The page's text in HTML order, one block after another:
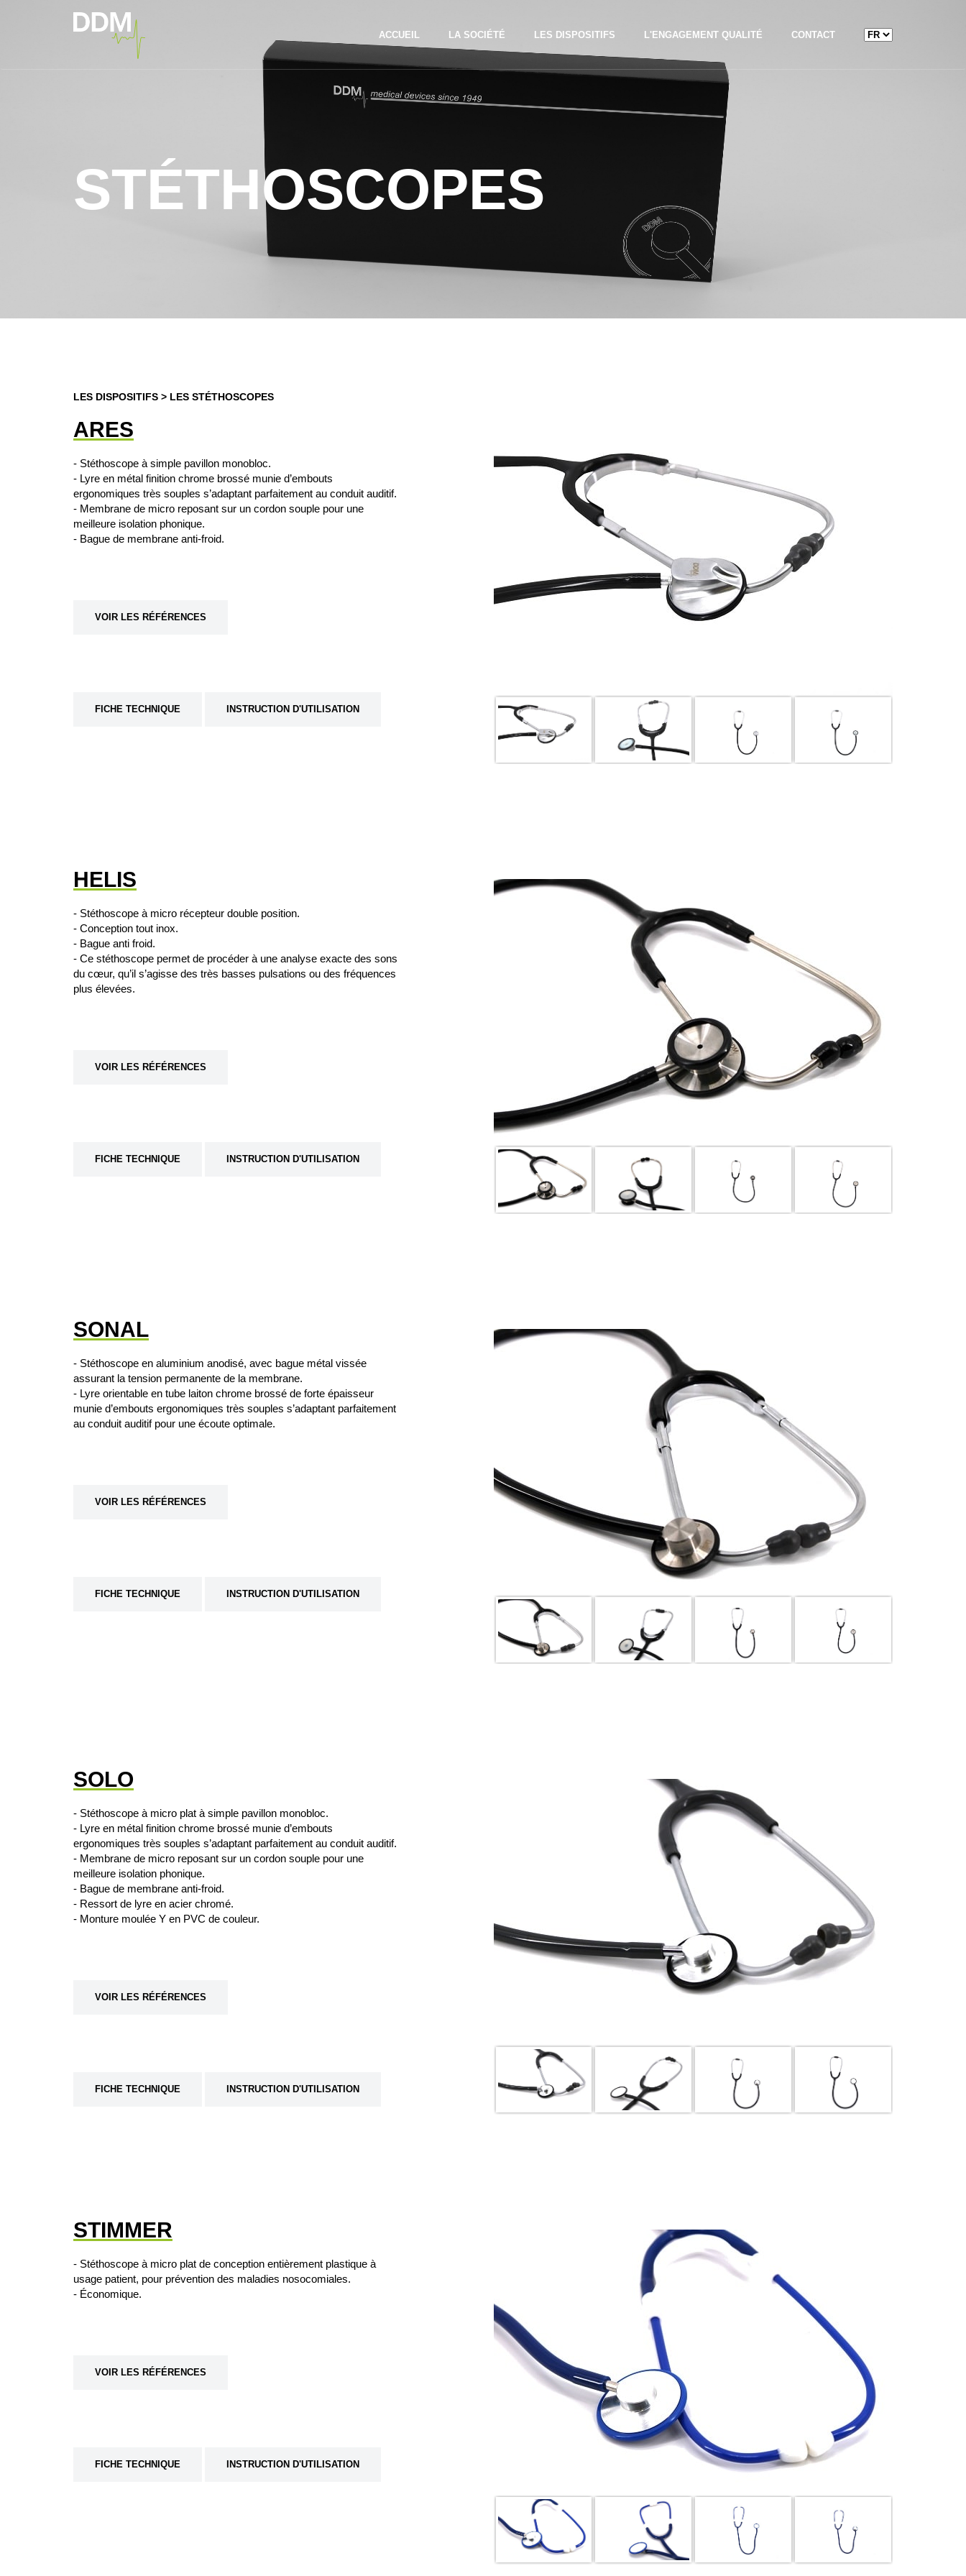
ACCUEIL LA SOCIÉTÉ LES DISPOSITIFS L'ENGAGEMENT QUALITÉ CONTACT
STÉTHOSCOPES
LES DISPOSITIFS > LES STÉTHOSCOPES
ARES
- Stéthoscope à simple pavillon monobloc.
- Lyre en métal finition chrome brossé munie d’embouts
ergonomiques très souples s’adaptant parfaitement au conduit auditif.
- Membrane de micro reposant sur un cordon souple pour une
meilleure isolation phonique.
- Bague de membrane anti-froid.
VOIR LES RÉFÉRENCES
FICHE TECHNIQUE INSTRUCTION D'UTILISATION
HELIS
- Stéthoscope à micro récepteur double position.
- Conception tout inox.
- Bague anti froid.
- Ce stéthoscope permet de procéder à une analyse exacte des sons
du cœur, qu’il s’agisse des très basses pulsations ou des fréquences
plus élevées.
VOIR LES RÉFÉRENCES
FICHE TECHNIQUE INSTRUCTION D'UTILISATION
SONAL
- Stéthoscope en aluminium anodisé, avec bague métal vissée
assurant la tension permanente de la membrane.
- Lyre orientable en tube laiton chrome brossé de forte épaisseur
munie d’embouts ergonomiques très souples s’adaptant parfaitement
au conduit auditif pour une écoute optimale.
VOIR LES RÉFÉRENCES
FICHE TECHNIQUE INSTRUCTION D'UTILISATION
SOLO
- Stéthoscope à micro plat à simple pavillon monobloc.
- Lyre en métal finition chrome brossé munie d’embouts
ergonomiques très souples s’adaptant parfaitement au conduit auditif.
- Membrane de micro reposant sur un cordon souple pour une
meilleure isolation phonique.
- Bague de membrane anti-froid.
- Ressort de lyre en acier chromé.
- Monture moulée Y en PVC de couleur.
VOIR LES RÉFÉRENCES
FICHE TECHNIQUE INSTRUCTION D'UTILISATION
STIMMER
- Stéthoscope à micro plat de conception entièrement plastique à
usage patient, pour prévention des maladies nosocomiales.
- Économique.
VOIR LES RÉFÉRENCES
FICHE TECHNIQUE INSTRUCTION D'UTILISATION